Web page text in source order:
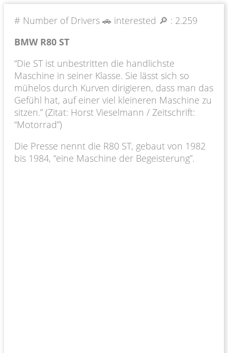
# Number of Drivers 🚗 interested 🔎 : 2.259
BMW R80 ST
“Die ST ist unbestritten die handlichste
Maschine in seiner Klasse. Sie lässt sich so
mühelos durch Kurven dirigieren, dass man das
Gefühl hat, auf einer viel kleineren Maschine zu
sitzen.” (Zitat: Horst Vieselmann / Zeitschrift:
“Motorrad”)
Die Presse nennt die R80 ST, gebaut von 1982
bis 1984, “eine Maschine der Begeisterung”.